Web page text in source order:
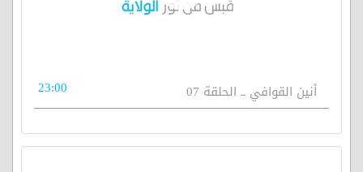
أنين القوافي ــ الحلقة 07 23:00